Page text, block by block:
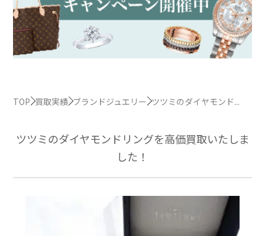
TOP 買取実績 ブランドジュエリー ツツミのダイヤモンド...
ツツミのダイヤモンドリングを高価買取いたしま
した！